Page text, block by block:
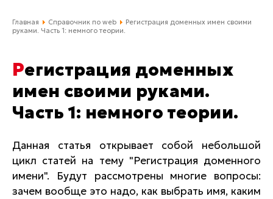
(4212) 637-673
Отдельный вход \ Левый торец здания
info@lred.ru
Главная Справочник по web
Регистрация доменных имен своими
руками. Часть 1: немного теории.
Регистрация доменных
имен своими руками.
Часть 1: немного теории.
Данная статья открывает собой небольшой
цикл статей на тему "Регистрация доменного
имени". Будут рассмотрены многие вопросы:
зачем вообще это надо, как выбрать имя, каким